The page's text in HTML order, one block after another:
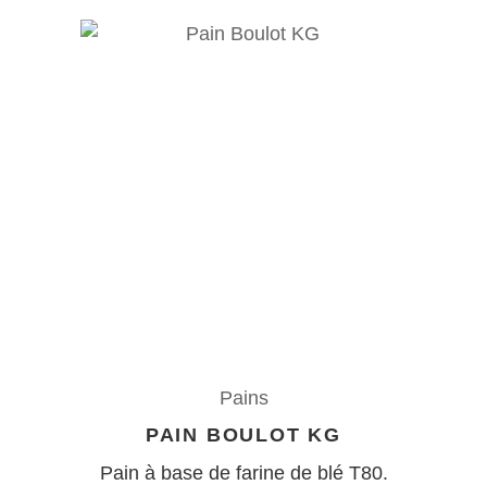
Pains
PAIN BOULOT KG
Pain à base de farine de blé T80.